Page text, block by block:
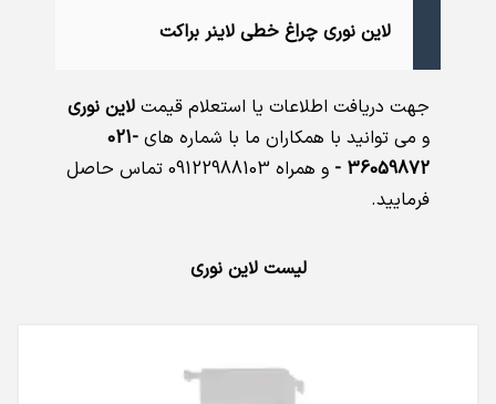
لاین نوری چراغ خطی لاینر براکت
جهت دریافت اطلاعات یا استعلام قیمت لاین نوری
و می توانید با همکاران ما با شماره های 021-
36059872 -
و همراه 09122988103 تماس حاصل
فرمایید.
لیست لاین نوری